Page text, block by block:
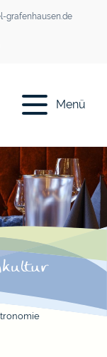
grafenhausen.de
Menü